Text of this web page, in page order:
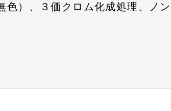
）、３価クロム化成処理、ノ